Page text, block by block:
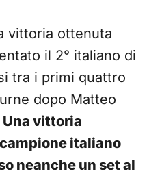
vittoria ottenuta
il 2° italiano di
tra i primi quattro
dopo Matteo
Una vittoria
italiano
neanche un set al